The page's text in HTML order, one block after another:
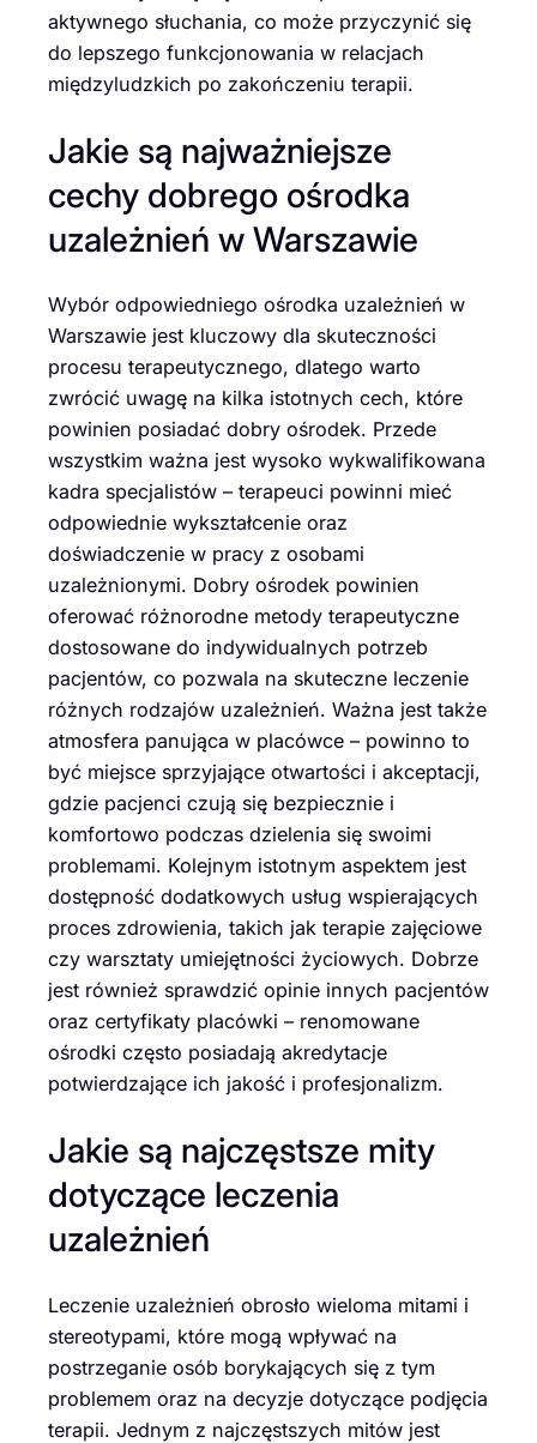
aktywnego słuchania, co może przyczynić się
do lepszego funkcjonowania w relacjach
międzyludzkich po zakończeniu terapii.
Jakie są najważniejsze
cechy dobrego ośrodka
uzależnień w Warszawie
Wybór odpowiedniego ośrodka uzależnień w
Warszawie jest kluczowy dla skuteczności
procesu terapeutycznego, dlatego warto
zwrócić uwagę na kilka istotnych cech, które
powinien posiadać dobry ośrodek. Przede
wszystkim ważna jest wysoko wykwalifikowana
kadra specjalistów – terapeuci powinni mieć
odpowiednie wykształcenie oraz
doświadczenie w pracy z osobami
uzależnionymi. Dobry ośrodek powinien
oferować różnorodne metody terapeutyczne
dostosowane do indywidualnych potrzeb
pacjentów, co pozwala na skuteczne leczenie
różnych rodzajów uzależnień. Ważna jest także
atmosfera panująca w placówce – powinno to
być miejsce sprzyjające otwartości i akceptacji,
gdzie pacjenci czują się bezpiecznie i
komfortowo podczas dzielenia się swoimi
problemami. Kolejnym istotnym aspektem jest
dostępność dodatkowych usług wspierających
proces zdrowienia, takich jak terapie zajęciowe
czy warsztaty umiejętności życiowych. Dobrze
jest również sprawdzić opinie innych pacjentów
oraz certyfikaty placówki – renomowane
ośrodki często posiadają akredytacje
potwierdzające ich jakość i profesjonalizm.
Jakie są najczęstsze mity
dotyczące leczenia
uzależnień
Leczenie uzależnień obrosło wieloma mitami i
stereotypami, które mogą wpływać na
postrzeganie osób borykających się z tym
problemem oraz na decyzje dotyczące podjęcia
terapii. Jednym z najczęstszych mitów jest